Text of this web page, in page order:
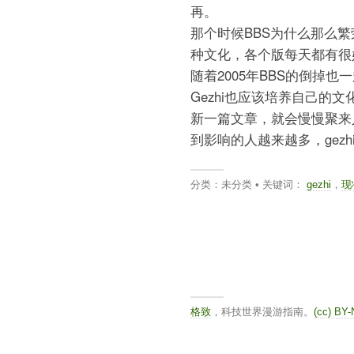
再。
那个时候BBS为什么那么
种文化，各个版每天都有
随着2005年BBS的倒掉也
Gezhi也应该培养自己的文
新一篇文章，就会慢慢聚
到影响的人越来越多，
分类：未分类 • 关键词： gezhi ， 现
格致，科技世界漫游指南。 (cc) BY-